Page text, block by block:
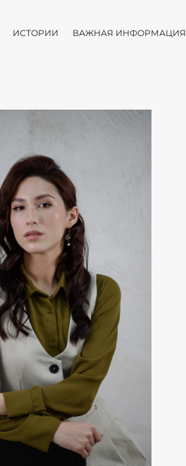
ИСТОРИИ ВАЖНАЯ ИНФОРМАЦИЯ